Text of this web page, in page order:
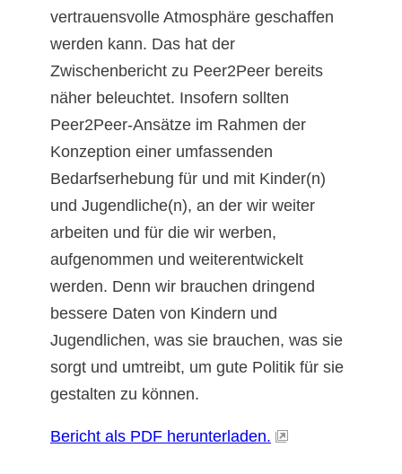
vertrauensvolle Atmosphäre geschaffen
werden kann. Das hat der
Zwischenbericht zu Peer2Peer bereits
näher beleuchtet. Insofern sollten
Peer2Peer-Ansätze im Rahmen der
Konzeption einer umfassenden
Bedarfserhebung für und mit Kinder(n)
und Jugendliche(n), an der wir weiter
arbeiten und für die wir werben,
aufgenommen und weiterentwickelt
werden. Denn wir brauchen dringend
bessere Daten von Kindern und
Jugendlichen, was sie brauchen, was sie
sorgt und umtreibt, um gute Politik für sie
gestalten zu können.
Bericht als PDF herunterladen.